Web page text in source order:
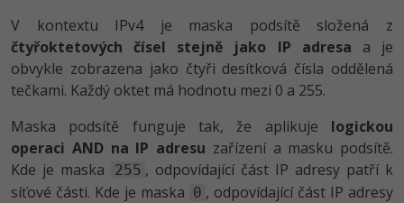
Photoshop
Adobe Illustrator -80%
Adobe Lightroom -30%
Adobe XD -15%
Adobe InDesign -25%
Blog
Kariéra
Pro firmy
V kontextu IPv4 je maska podsítě složená z
čtyřoktetových čísel stejně jako IP adresa a je
obvykle zobrazena jako čtyři desítková čísla oddělená
tečkami. Každý oktet má hodnotu mezi 0 a 255.
Maska podsítě funguje tak, že aplikuje logickou
operaci AND na IP adresu zařízení a masku podsítě.
Kde je maska
255 , odpovídající část IP adresy patří k
síťové části. Kde je maska 0 , odpovídající část IP adresy